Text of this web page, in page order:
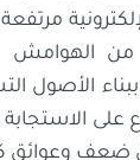
الهوامش
ببناء الأصول
على
وعوائق